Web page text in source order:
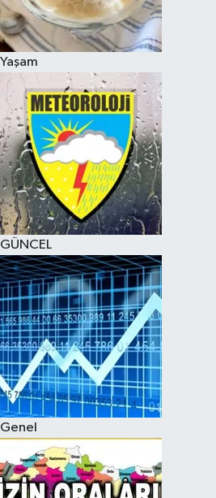
Yaşam
GÜNCEL
Genel